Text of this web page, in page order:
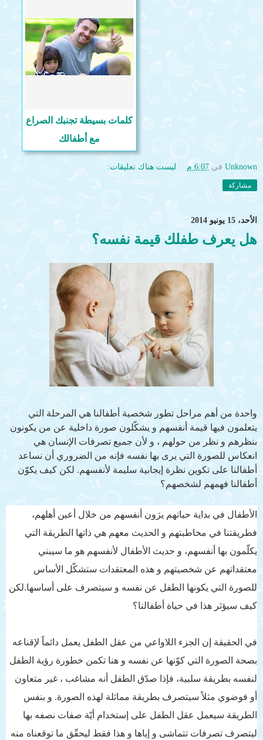
كلمات بسيطة تجنبك الصراع
مع أطفالك
Unknown في 6:07 م ليست هناك تعليقات:
مشاركة
الأحد، 15 يونيو 2014
هل يعرف طفلك قيمة نفسه؟
واحدة من أهم مراحل تطور شخصية أطفالنا هي المرحلة التي
يتعلمون فيها قيمة أنفسهم و يشكّلون صورة داخلية عن من يكونون
بنظرهم و نظر من حولهم ، و لأن جميع تصرفات الإنسان هي
انعكاس للصورة التي يرى بها نفسه فإنه من الضروري أن نساعد
أطفالنا على تكوين نظرة إيجابية سليمة لأنفسهم. لكن كيف يكوّن
أطفالنا فهمهم لشخصهم؟
الأطفال في بداية حياتهم يرَون أنفسهم من خلال أعين أهلهم،
فطريقتنا في مخاطبتهم و الحديث معهم هي ذاتها الطريقة التي
يكلّمون بها أنفسهم، و حديث الأطفال لأنفسهم هو ما سيبني
معتقداتهم عن شخصيتهم و هذه المعتقدات ستشكّل الأساس
للصورة التي يكونها الطفل عن نفسه و سيتصرف على أساسها.لكن
كيف سيؤثر هذا في حياة أطفالنا؟
في الحقيقة إن الجزء اللاواعي من عقل الطفل يعمل دائماً لإقناعه
بصحة الصورة التي كوّنها عن نفسه و هنا تكمن خطورة رؤية الطفل
لنفسه بطريقة سلبية، فإذا صدّق الطفل أنه مشاغب ، غير متعاون
أو فوضوي مثلاً سيتصرف بطريقة مماثلة لهذه الصورة. و بنفس
الطريقة سيعمل عقل الطفل على إستخدام أيّة صفات نصفه بها
ليتصرف تصرفات تتماشى و إياها و هذا فقط ليحقّق ما توقعناه منه